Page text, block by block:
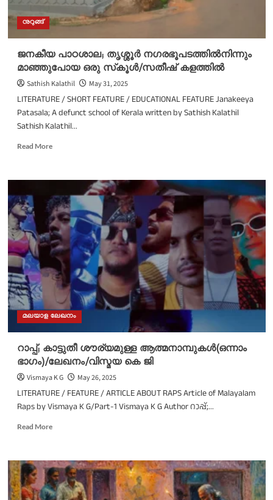
നുറുങ്ങ്
ജനകീയ പാഠശാല; തൃശ്ശൂർ നഗരഭൂപടത്തിൽനിന്നും
മാഞ്ഞുപോയ ഒരു സ്‌കൂൾ/സതീഷ് കളത്തിൽ
Sathish Kalathil May 31, 2025
LITERATURE / SHORT FEATURE / EDUCATIONAL FEATURE Janakeeya
Patasala; A defunct school of Kerala written by Sathish Kalathil
Sathish Kalathil...
Read MoreRead
ജനകീയ
പാഠശാല;
തൃശ്ശൂർ
നഗരഭൂപടത്തിൽനിന്നും
മാഞ്ഞുപോയ
ഒരു
സ്‌കൂൾ/
സതീഷ്
കളത്തിൽ
മലയാള ലേഖനം
റാപ്പ്; കാട്ടുതീ ശൗര്യമുള്ള ആത്മനാമ്പുകൾ(ഒന്നാം
ഭാഗം)/ലേഖനം/വിസ്മയ കെ ജി
Vismaya K G May 26, 2025
LITERATURE / FEATURE / ARTICLE ABOUT RAPS Article of Malayalam
Raps by Vismaya K G/Part-1 Vismaya K G Author റാപ്പ്;...
Read MoreRead
റാപ്പ്;
കാട്ടുതീ
ശൗര്യമുള്ള
ആത്മനാമ്പുകൾ(ഒന്നാം